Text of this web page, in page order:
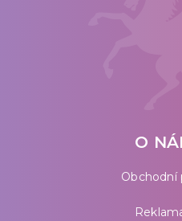
O
Obchodní